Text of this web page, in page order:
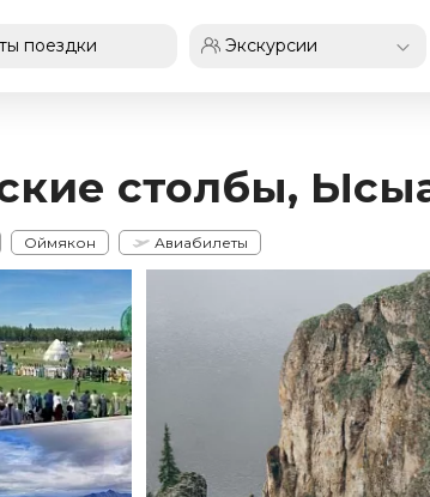
столбы,
Оймякон Авиабилеты